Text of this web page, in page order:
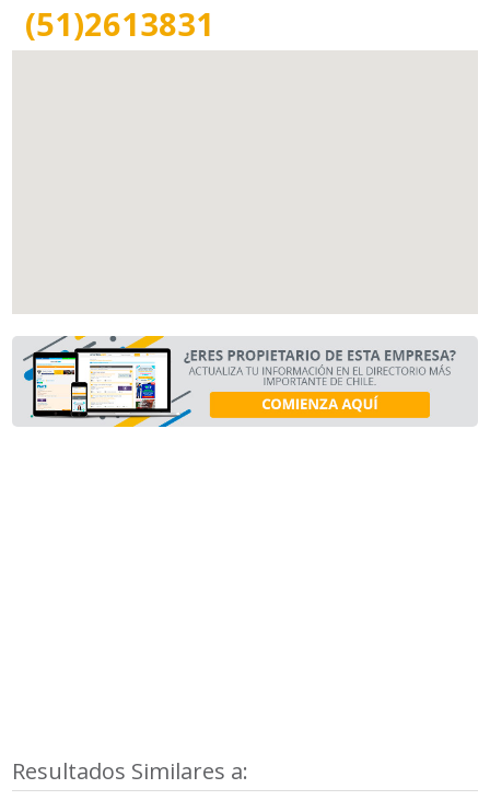
(51)2613831
Resultados Similares a: